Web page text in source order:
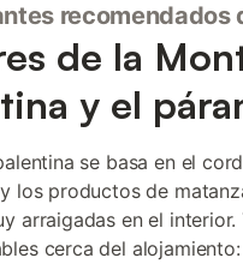
recomendados
de la
y el
se basa en el
los productos de
arraigadas en el
cerca del alojamiento: